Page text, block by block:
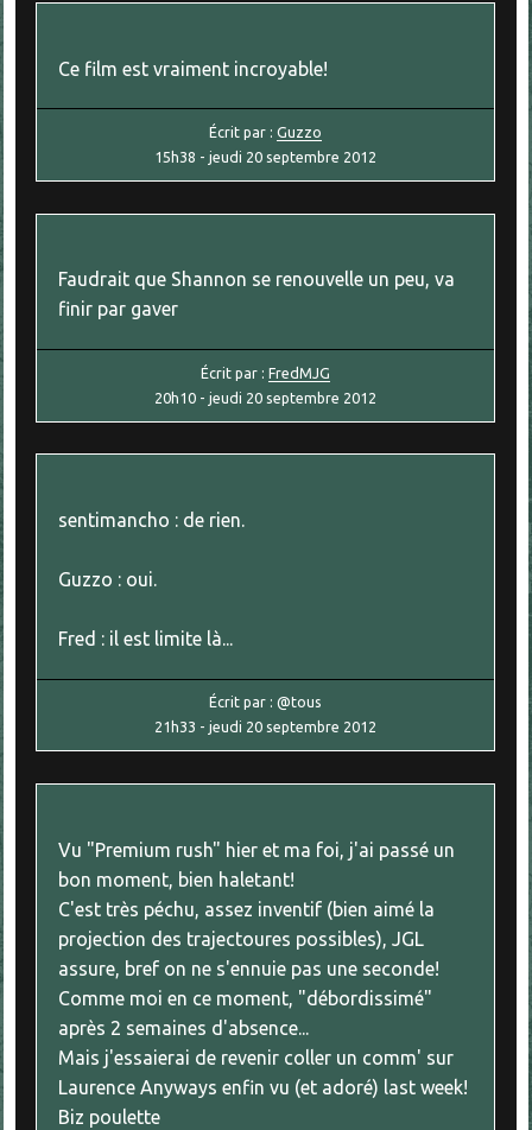
Ce film est vraiment incroyable!
Écrit par :Guzzo
15h38 -jeudi 20 septembre 2012
Faudrait que Shannon se renouvelle un peu, va
finir par gaver
Écrit par :FredMJG
20h10 -jeudi 20 septembre 2012
sentimancho : de rien.
Guzzo : oui.
Fred : il est limite là...
Écrit par :@tous
21h33 -jeudi 20 septembre 2012
Vu "Premium rush" hier et ma foi, j'ai passé un
bon moment, bien haletant!
C'est très péchu, assez inventif (bien aimé la
projection des trajectoures possibles), JGL
assure, bref on ne s'ennuie pas une seconde!
Comme moi en ce moment, "débordissimé"
après 2 semaines d'absence...
Mais j'essaierai de revenir coller un comm' sur
Laurence Anyways enfin vu (et adoré) last week!
Biz poulette